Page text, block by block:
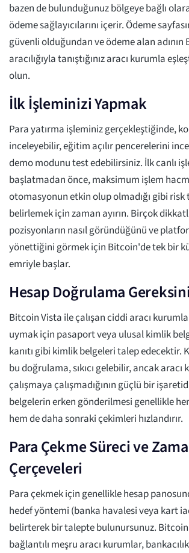
bazen de bulunduğunuz bölgeye bağlı
ödeme sağlayıcılarını içerir. Ödeme
güvenli olduğundan ve ödeme alan adının
aracılığıyla tanıştığınız aracı kurumla
olun.
İlk İşleminizi Yapmak
Para yatırma işleminiz gerçekleştiğinde,
inceleyebilir, eğitim açılır pencerelerini
demo modunu test edebilirsiniz. İlk canlı
başlatmadan önce, maksimum işlem
otomasyonun etkin olup olmadığı gibi
belirlemek için zaman ayırın. Birçok
pozisyonların nasıl göründüğünü ve
yönettiğini görmek için Bitcoin'de tek bir
emriyle başlar.
Hesap Doğrulama
Bitcoin Vista ile çalışan ciddi aracı
uymak için pasaport veya ulusal kimlik
kanıtı gibi kimlik belgeleri talep edecektir.
bu doğrulama, sıkıcı gelebilir, ancak
çalışmaya çalışmadığının güçlü bir
belgelerin erken gönderilmesi genellikle
hem de daha sonraki çekimleri hızlandırır.
Para Çekme Süreci ve
Çerçeveleri
Para çekmek için genellikle hesap
hedef yöntemi (banka havalesi veya kart
belirterek bir talepte bulunursunuz.
bağlantılı meşru aracı kurumlar,